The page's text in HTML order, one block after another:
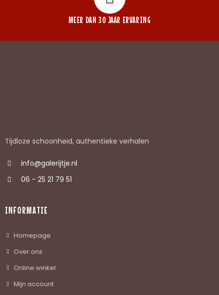
MEER DAN 30 JAAR ERVARING
Tijdloze schoonheid, authentieke verhalen
info@galerijtje.nl
06 - 25 21 79 51
INFORMATIE
Homepage
Over ons
Online winkel
Mijn account